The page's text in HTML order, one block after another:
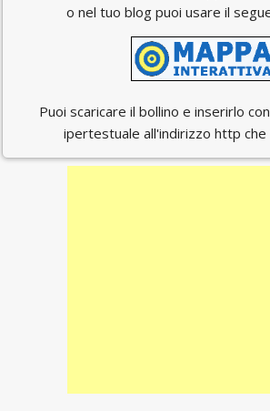
o nel tuo blog puoi usare il
Puoi scaricare il bollino e inserirlo
ipertestuale all'indirizzo http che